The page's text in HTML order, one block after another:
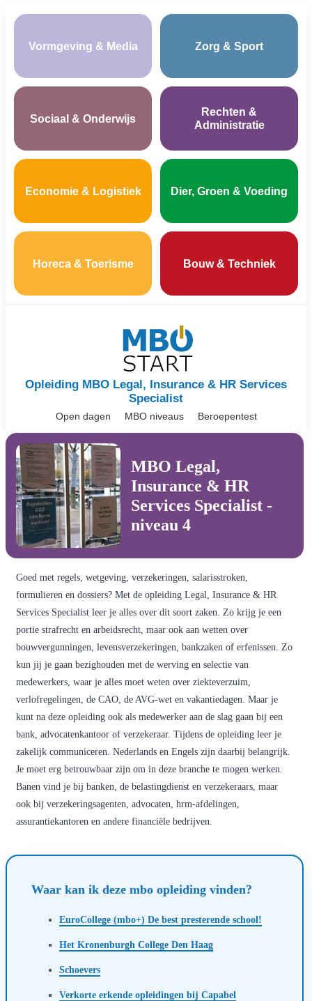
Vormgeving & Media Zorg & Sport
Sociaal & Onderwijs
Rechten &
Administratie
Economie & Logistiek Dier, Groen & Voeding
Horeca & Toerisme Bouw & Techniek
Opleiding MBO Legal, Insurance & HR Services
Specialist
Open dagen MBO niveaus Beroepentest
MBO Legal,
Insurance & HR
Services Specialist -
niveau 4
Goed met regels, wetgeving, verzekeringen, salarisstroken,
formulieren en dossiers? Met de opleiding Legal, Insurance & HR
Services Specialist leer je alles over dit soort zaken. Zo krijg je een
portie strafrecht en arbeidsrecht, maar ook aan wetten over
bouwvergunningen, levensverzekeringen, bankzaken of erfenissen. Zo
kun jij je gaan bezighouden met de werving en selectie van
medewerkers, waar je alles moet weten over ziekteverzuim,
verlofregelingen, de CAO, de AVG-wet en vakantiedagen. Maar je
kunt na deze opleiding ook als medewerker aan de slag gaan bij een
bank, advocatenkantoor of verzekeraar. Tijdens de opleiding leer je
zakelijk communiceren. Nederlands en Engels zijn daarbij belangrijk.
Je moet erg betrouwbaar zijn om in deze branche te mogen werken.
Banen vind je bij banken, de belastingdienst en verzekeraars, maar
ook bij verzekeringsagenten, advocaten, hrm-afdelingen,
assurantiekantoren en andere financiële bedrijven.
Waar kan ik deze mbo opleiding vinden?
EuroCollege (mbo+) De best presterende school!
Het Kronenburgh College Den Haag
Schoevers
Verkorte erkende opleidingen bij Capabel